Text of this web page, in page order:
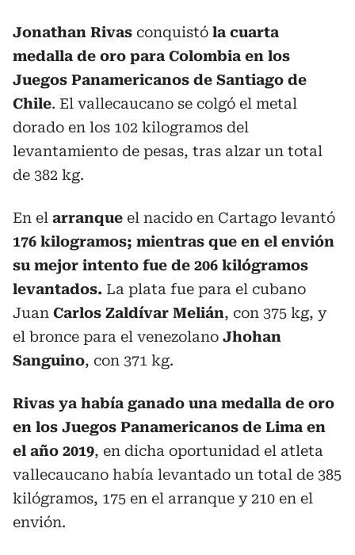
Jonathan Rivas conquistó la cuarta
medalla de oro para Colombia en los
Juegos Panamericanos de Santiago de
Chile. El vallecaucano se colgó el metal
dorado en los 102 kilogramos del
levantamiento de pesas, tras alzar un total
de 382 kg.
En el arranque el nacido en Cartago levantó
176 kilogramos; mientras que en el envión
su mejor intento fue de 206 kilógramos
levantados. La plata fue para el cubano
Juan Carlos Zaldívar Melián, con 375 kg, y
el bronce para el venezolano Jhohan
Sanguino, con 371 kg.
Rivas ya había ganado una medalla de oro
en los Juegos Panamericanos de Lima en
el año 2019, en dicha oportunidad el atleta
vallecaucano había levantado un total de 385
kilógramos, 175 en el arranque y 210 en el
envión.